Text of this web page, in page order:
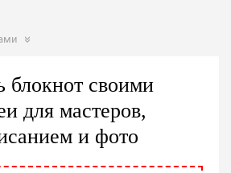
блокнот своими
для мастеров,
и фото